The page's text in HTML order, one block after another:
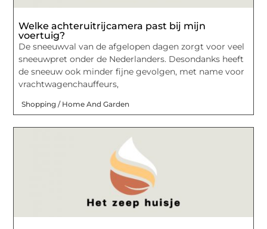
Welke achteruitrijcamera past bij mijn
voertuig?
De sneeuwval van de afgelopen dagen zorgt voor veel
sneeuwpret onder de Nederlanders. Desondanks heeft
de sneeuw ook minder fijne gevolgen, met name voor
vrachtwagenchauffeurs,
Shopping / Home And Garden